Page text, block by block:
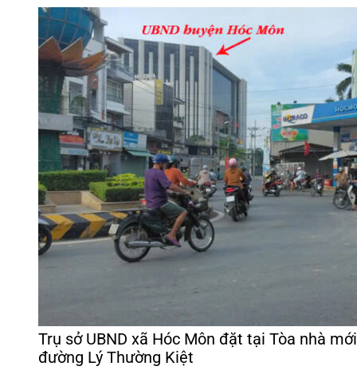
Trụ sở UBND xã Hóc Môn đặt tại Tòa nhà
đường Lý Thường Kiệt